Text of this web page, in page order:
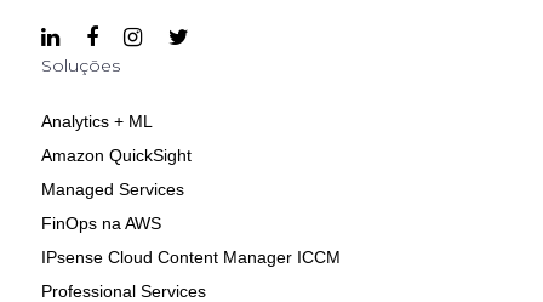
Soluções
Analytics + ML
Amazon QuickSight
Managed Services
FinOps na AWS
IPsense Cloud Content Manager ICCM
Professional Services